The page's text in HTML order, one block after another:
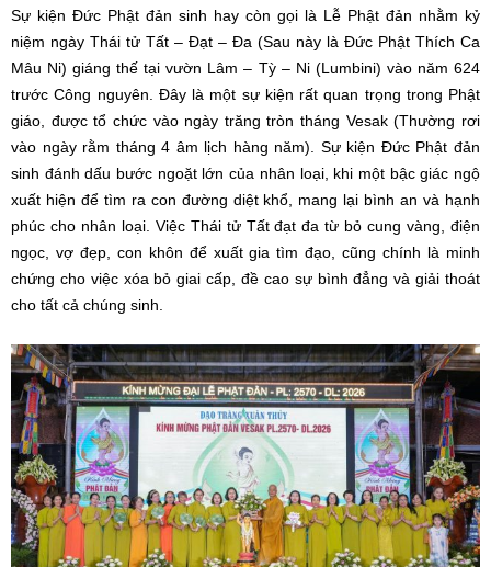
Sự kiện Đức Phật đản sinh hay còn gọi là Lễ Phật đản nhằm kỷ
niệm ngày Thái tử Tất – Đạt – Đa (Sau này là Đức Phật Thích Ca
Mâu Ni) giáng thế tại vườn Lâm – Tỳ – Ni (Lumbini) vào năm 624
trước Công nguyên. Đây là một sự kiện rất quan trọng trong Phật
giáo, được tổ chức vào ngày trăng tròn tháng Vesak (Thường rơi
vào ngày rằm tháng 4 âm lịch hàng năm). Sự kiện Đức Phật đản
sinh đánh dấu bước ngoặt lớn của nhân loại, khi một bậc giác ngộ
xuất hiện để tìm ra con đường diệt khổ, mang lại bình an và hạnh
phúc cho nhân loại. Việc Thái tử Tất đạt đa từ bỏ cung vàng, điện
ngọc, vợ đẹp, con khôn để xuất gia tìm đạo, cũng chính là minh
chứng cho việc xóa bỏ giai cấp, đề cao sự bình đẳng và giải thoát
cho tất cả chúng sinh.